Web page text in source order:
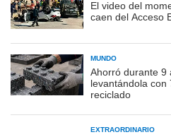
El video del
caen del Acceso
MUNDO
Ahorró durante 9
levantándola con
reciclado
EXTRAORDINARIO